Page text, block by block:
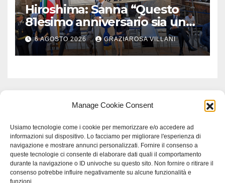
Manage Cookie Consent
Usiamo tecnologie come i cookie per memorizzare e/o accedere ad
informazioni sul dispositivo. Lo facciamo per migliorare l'esperienza di
navigazione e mostrare annunci personalizzati. Fornire il consenso a
queste tecnologie ci consente di elaborare dati quali il comportamento
durante la navigazione o ID univoche su questo sito. Non fornire o ritirare il
consenso potrebbe influire negativamente su alcune funzionalità e
funzioni.
Hiroshima: Sanna “Questo
81esimo anniversario sia un
monito per tutti”
6 AGOSTO 2026 GRAZIAROSA VILLANI